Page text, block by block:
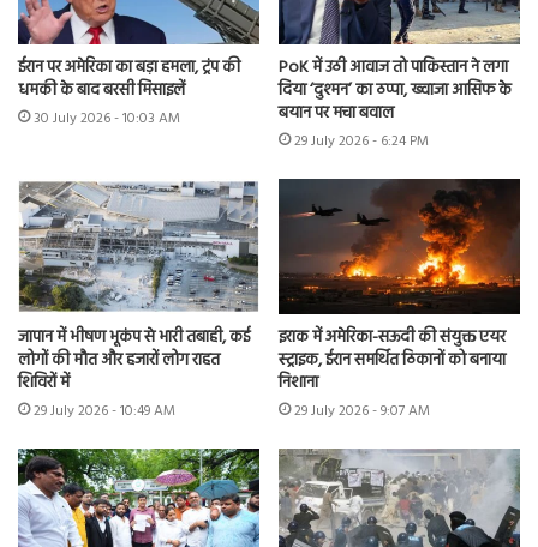
ईरान पर अमेरिका का बड़ा हमला, ट्रंप की
धमकी के बाद बरसी मिसाइलें
30 July 2026 - 10:03 AM
PoK में उठी आवाज तो पाकिस्तान ने लगा
दिया ‘दुश्मन’ का ठप्पा, ख्वाजा आसिफ के
बयान पर मचा बवाल
29 July 2026 - 6:24 PM
जापान में भीषण भूकंप से भारी तबाही, कई
लोगों की मौत और हजारों लोग राहत
शिविरों में
29 July 2026 - 10:49 AM
इराक में अमेरिका-सऊदी की संयुक्त एयर
स्ट्राइक, ईरान समर्थित ठिकानों को बनाया
निशाना
29 July 2026 - 9:07 AM